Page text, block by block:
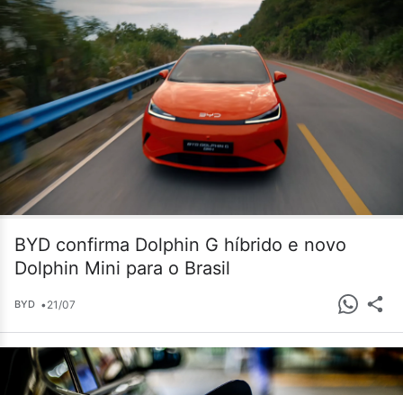
BYD confirma Dolphin G híbrido e novo
Dolphin Mini para o Brasil
BYD •21/07